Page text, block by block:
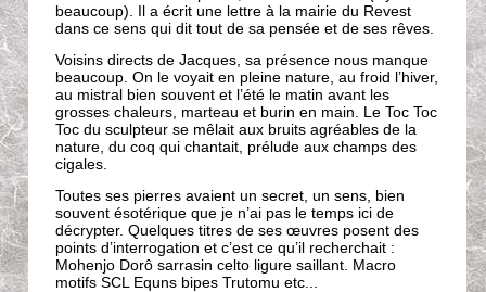
beaucoup). Il a écrit une lettre à la mairie du Revest
dans ce sens qui dit tout de sa pensée et de ses rêves.
Voisins directs de Jacques, sa présence nous manque
beaucoup. On le voyait en pleine nature, au froid l’hiver,
au mistral bien souvent et l’été le matin avant les
grosses chaleurs, marteau et burin en main. Le Toc Toc
Toc du sculpteur se mêlait aux bruits agréables de la
nature, du coq qui chantait, prélude aux champs des
cigales.
Toutes ses pierres avaient un secret, un sens, bien
souvent ésotérique que je n’ai pas le temps ici de
décrypter. Quelques titres de ses œuvres posent des
points d’interrogation et c’est ce qu’il recherchait :
Mohenjo Dorô sarrasin celto ligure saillant. Macro
motifs SCL Equns bipes Trutomu etc...